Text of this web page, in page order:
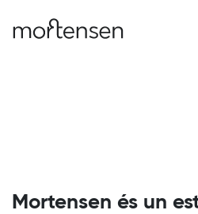
Mortensen és un